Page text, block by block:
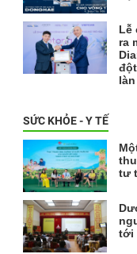
Lễ
ra
SỨC KHỎE - Y TẾ
tư
tới